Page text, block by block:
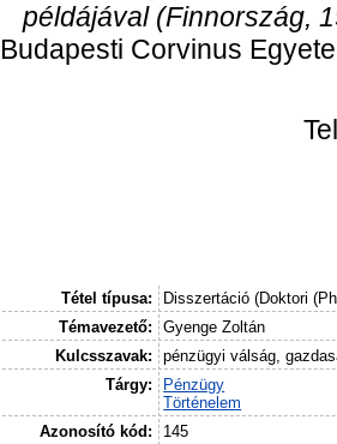
példájával (Finnország,
Budapesti Corvinus
Tétel típusa:
Disszertáció (Doktori
Témavezető:
Gyenge Zoltán
Kulcsszavak:
pénzügyi válság,
Tárgy:
Pénzügy
Történelem
Azonosító kód:
145